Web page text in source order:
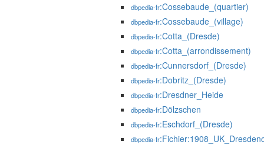
dbpedia-fr:Cossebaude_(quartier)
dbpedia-fr:Cossebaude_(village)
dbpedia-fr:Cotta_(Dresde)
dbpedia-fr:Cotta_(arrondissement)
dbpedia-fr:Cunnersdorf_(Dresde)
dbpedia-fr:Dobritz_(Dresde)
dbpedia-fr:Dresdner_Heide
dbpedia-fr:Dölzschen
dbpedia-fr:Eschdorf_(Dresde)
dbpedia-fr